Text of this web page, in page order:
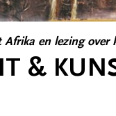
en lezing over
&